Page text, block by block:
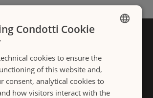
Non Perdere Ins & Outs
ITALIANO
Condotti Cookie
cookies to ensure the
of this website and,
consent, analytical cookies to
how visitors interact with the